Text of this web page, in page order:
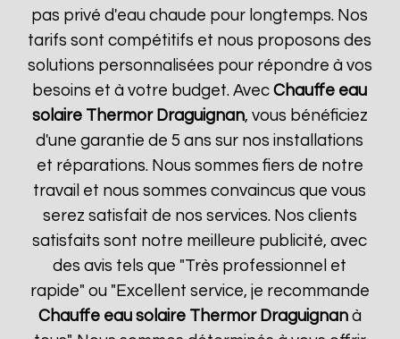
pas privé d'eau chaude pour longtemps. Nos
tarifs sont compétitifs et nous proposons des
solutions personnalisées pour répondre à vos
besoins et à votre budget. AvecChauffe eau
solaire Thermor Draguignan, vous bénéficiez
d'une garantie de 5 ans sur nos installations
et réparations. Nous sommes fiers de notre
travail et nous sommes convaincus que vous
serez satisfait de nos services. Nos clients
satisfaits sont notre meilleure publicité, avec
des avis tels que "Très professionnel et
rapide" ou "Excellent service, je recommande
Chauffe eau solaire Thermor Draguignanà